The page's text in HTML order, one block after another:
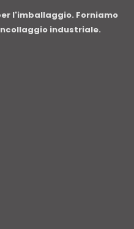
l'imballaggio. Forniamo
industriale.